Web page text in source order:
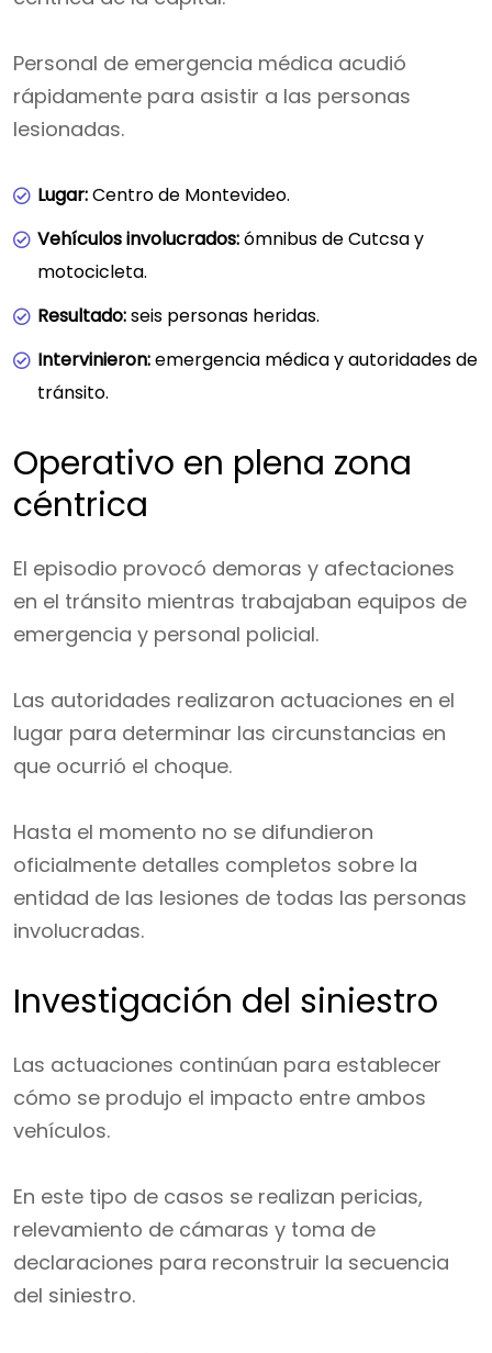
Personal de emergencia médica acudió
rápidamente para asistir a las personas
lesionadas.
Lugar:Centro de Montevideo.
Vehículos involucrados:ómnibus de Cutcsa y
motocicleta.
Resultado:seis personas heridas.
Intervinieron:emergencia médica y autoridades de
tránsito.
Operativo en plena zona
céntrica
El episodio provocó demoras y afectaciones
en el tránsito mientras trabajaban equipos de
emergencia y personal policial.
Las autoridades realizaron actuaciones en el
lugar para determinar las circunstancias en
que ocurrió el choque.
Hasta el momento no se difundieron
oficialmente detalles completos sobre la
entidad de las lesiones de todas las personas
involucradas.
Investigación del siniestro
Las actuaciones continúan para establecer
cómo se produjo el impacto entre ambos
vehículos.
En este tipo de casos se realizan pericias,
relevamiento de cámaras y toma de
declaraciones para reconstruir la secuencia
del siniestro.